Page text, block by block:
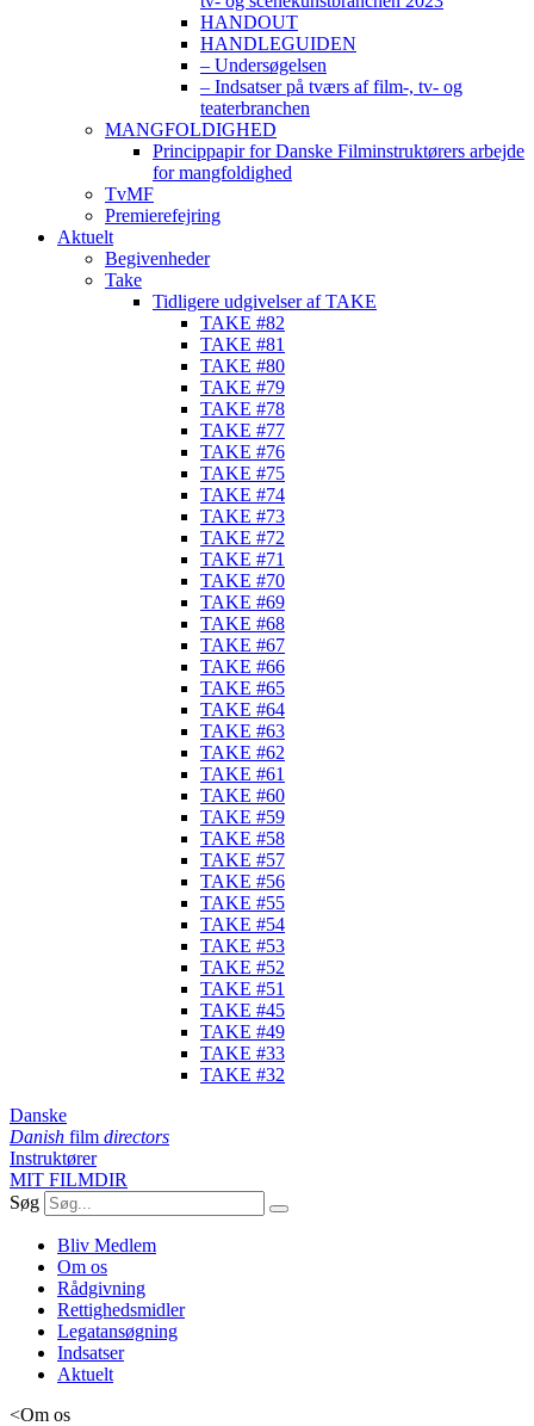
HANDOUT
HANDLEGUIDEN
– Undersøgelsen
– Indsatser på tværs af film-, tv- og
teaterbranchen
MANGFOLDIGHED
Princippapir for Danske Filminstruktørers arbejde
for mangfoldighed
TvMF
Premierefejring
Aktuelt
Begivenheder
Take
Tidligere udgivelser af TAKE
TAKE #82
TAKE #81
TAKE #80
TAKE #79
TAKE #78
TAKE #77
TAKE #76
TAKE #75
TAKE #74
TAKE #73
TAKE #72
TAKE #71
TAKE #70
TAKE #69
TAKE #68
TAKE #67
TAKE #66
TAKE #65
TAKE #64
TAKE #63
TAKE #62
TAKE #61
TAKE #60
TAKE #59
TAKE #58
TAKE #57
TAKE #56
TAKE #55
TAKE #54
TAKE #53
TAKE #52
TAKE #51
TAKE #45
TAKE #49
TAKE #33
TAKE #32
Danske
Danish film directors
Instruktører
MIT FILMDIR
Søg
Bliv Medlem
Om os
Rådgivning
Rettighedsmidler
Legatansøgning
Indsatser
Aktuelt
<Om os